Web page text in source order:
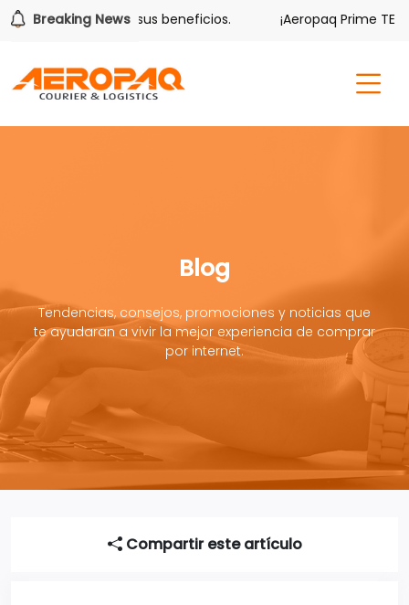
Breaking News
también tiene sus beneficios. ¡Aeropaq Prime TE DA
Blog
Tendencias, consejos, promociones y noticias que
te ayudaran a vivir la mejor experiencia de comprar
por internet.
Compartir este artículo